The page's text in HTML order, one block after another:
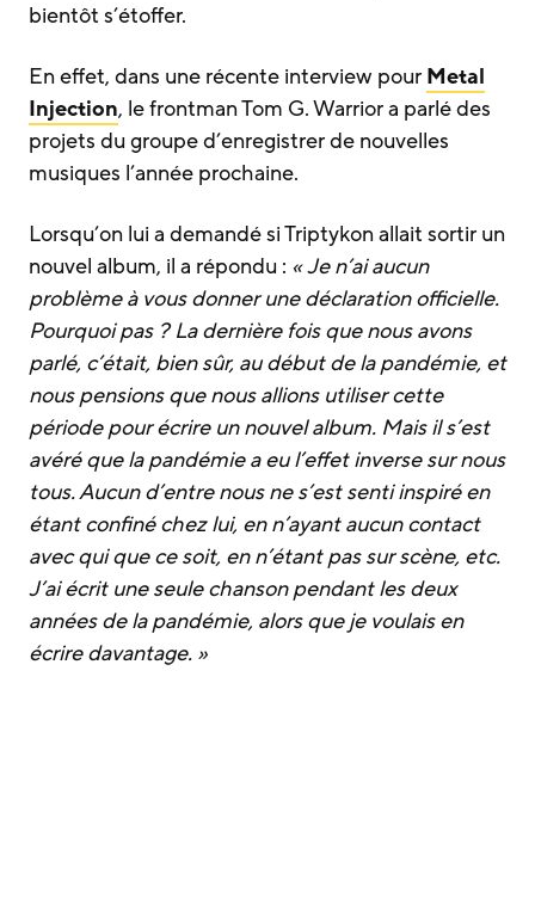
bientôt s’étoffer.
En effet, dans une récente interview pour Metal
Injection, le frontman Tom G. Warrior a parlé des
projets du groupe d’enregistrer de nouvelles
musiques l’année prochaine.
Lorsqu’on lui a demandé si Triptykon allait sortir un
nouvel album, il a répondu : « Je n’ai aucun
problème à vous donner une déclaration officielle.
Pourquoi pas ? La dernière fois que nous avons
parlé, c’était, bien sûr, au début de la pandémie, et
nous pensions que nous allions utiliser cette
période pour écrire un nouvel album. Mais il s’est
avéré que la pandémie a eu l’effet inverse sur nous
tous. Aucun d’entre nous ne s’est senti inspiré en
étant confiné chez lui, en n’ayant aucun contact
avec qui que ce soit, en n’étant pas sur scène, etc.
J’ai écrit une seule chanson pendant les deux
années de la pandémie, alors que je voulais en
écrire davantage. »